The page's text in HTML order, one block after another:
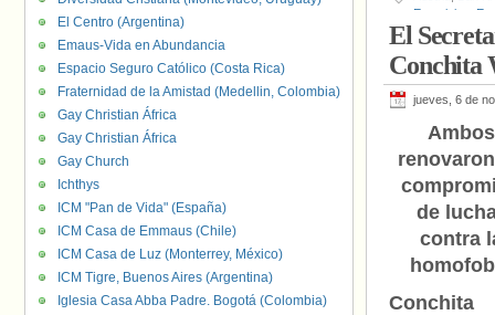
Eurovision
al sida,
El
Conchita
jueves, 6 de
Ambos
de
contra
Conchita
El Centro (Argentina)
Emaus-Vida en Abundancia
Espacio Seguro Católico (Costa Rica)
Fraternidad de la Amistad (Medellin, Colombia)
Gay Christian África
Gay Christian África
Gay Church
Ichthys
ICM "Pan de Vida" (España)
ICM Casa de Emmaus (Chile)
ICM Casa de Luz (Monterrey, México)
ICM Tigre, Buenos Aires (Argentina)
Iglesia Casa Abba Padre. Bogotá (Colombia)